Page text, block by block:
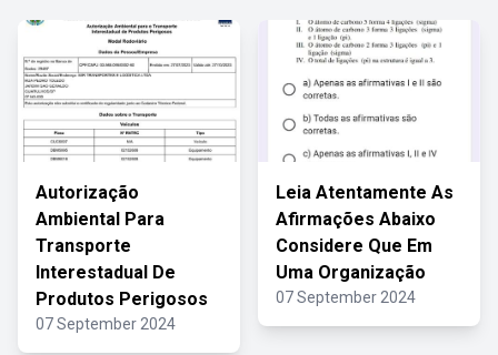
Autorização
Ambiental Para
Transporte
Interestadual De
Produtos Perigosos
07 September 2024
Leia Atentamente As
Afirmações Abaixo
Considere Que Em
Uma Organização
07 September 2024